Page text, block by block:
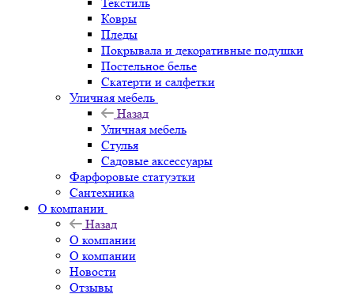
Ковры
Пледы
Покрывала и декоративные подушки
Постельное белье
Скатерти и салфетки
Уличная мебель
Назад
Уличная мебель
Стулья
Садовые аксессуары
Фарфоровые статуэтки
Сантехника
О компании
Назад
О компании
О компании
Новости
Отзывы